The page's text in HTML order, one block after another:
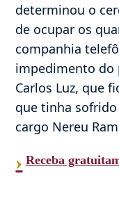
determinou o
de ocupar os
companhia
impedimento do
Carlos Luz, que
que tinha
cargo Nereu
› Receba